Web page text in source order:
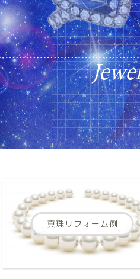
真珠リフォーム例